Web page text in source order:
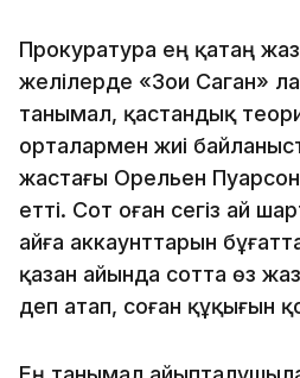
Прокуратура ең қатаң
желілерде «Зои Саган»
танымал, қастандық
орталармен жиі
жастағы Орельен
етті. Сот оған сегіз ай
айға аккаунттарын
қазан айында сотта өз
деп атап, соған құқығын